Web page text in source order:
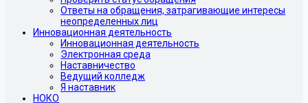
Ответы на обращения, затрагивающие интересы
неопределенных лиц
Инновационная деятельность
Инновационная деятельность
Электронная среда
Наставничество
Ведущий колледж
Я наставник
НОКО